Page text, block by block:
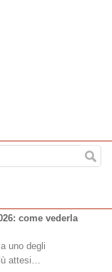
come vederla
uno degli
attesi…